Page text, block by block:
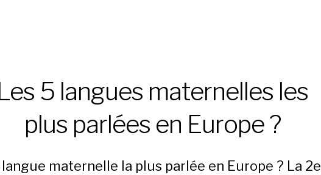
5 langues maternelles les
plus parlées en Europe ?
langue maternelle la plus parlée en Europe ? La 2e